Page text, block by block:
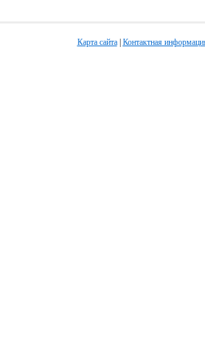
Карта сайта| Контактная